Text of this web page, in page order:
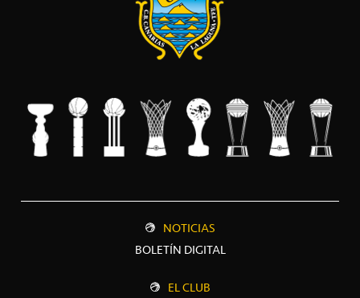
NOTICIAS
BOLETÍN DIGITAL
EL CLUB